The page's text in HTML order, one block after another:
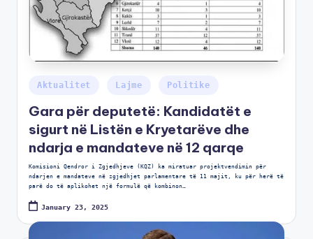
Aktualitet Lajme Politike
Gara për deputetë: Kandidatët e
sigurt në Listën e Kryetarëve dhe
ndarja e mandateve në 12 qarqe
Komisioni Qendror i Zgjedhjeve (KQZ) ka miratuar projektvendimin për
ndarjen e mandateve në zgjedhjet parlamentare të 11 majit, ku për herë të
parë do të aplikohet një formulë që kombinon…
January 23, 2025